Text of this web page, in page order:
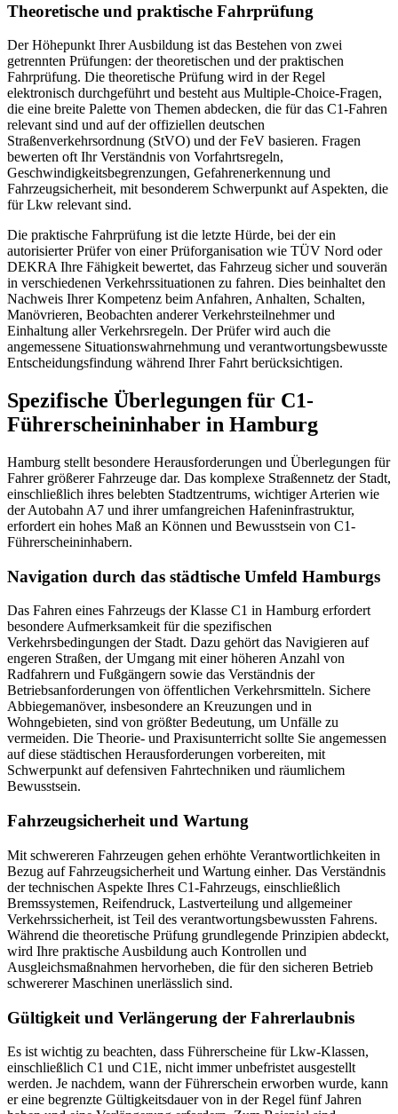
Theoretische und praktische Fahrprüfung
Der Höhepunkt Ihrer Ausbildung ist das Bestehen von zwei
getrennten Prüfungen: der theoretischen und der praktischen
Fahrprüfung. Die theoretische Prüfung wird in der Regel
elektronisch durchgeführt und besteht aus Multiple-Choice-Fragen,
die eine breite Palette von Themen abdecken, die für das C1-Fahren
relevant sind und auf der offiziellen deutschen
Straßenverkehrsordnung (StVO) und der FeV basieren. Fragen
bewerten oft Ihr Verständnis von Vorfahrtsregeln,
Geschwindigkeitsbegrenzungen, Gefahrenerkennung und
Fahrzeugsicherheit, mit besonderem Schwerpunkt auf Aspekten, die
für Lkw relevant sind.
Die praktische Fahrprüfung ist die letzte Hürde, bei der ein
autorisierter Prüfer von einer Prüforganisation wie TÜV Nord oder
DEKRA Ihre Fähigkeit bewertet, das Fahrzeug sicher und souverän
in verschiedenen Verkehrssituationen zu fahren. Dies beinhaltet den
Nachweis Ihrer Kompetenz beim Anfahren, Anhalten, Schalten,
Manövrieren, Beobachten anderer Verkehrsteilnehmer und
Einhaltung aller Verkehrsregeln. Der Prüfer wird auch die
angemessene Situationswahrnehmung und verantwortungsbewusste
Entscheidungsfindung während Ihrer Fahrt berücksichtigen.
Spezifische Überlegungen für C1-
Führerscheininhaber in Hamburg
Hamburg stellt besondere Herausforderungen und Überlegungen für
Fahrer größerer Fahrzeuge dar. Das komplexe Straßennetz der Stadt,
einschließlich ihres belebten Stadtzentrums, wichtiger Arterien wie
der Autobahn A7 und ihrer umfangreichen Hafeninfrastruktur,
erfordert ein hohes Maß an Können und Bewusstsein von C1-
Führerscheininhabern.
Navigation durch das städtische Umfeld Hamburgs
Das Fahren eines Fahrzeugs der Klasse C1 in Hamburg erfordert
besondere Aufmerksamkeit für die spezifischen
Verkehrsbedingungen der Stadt. Dazu gehört das Navigieren auf
engeren Straßen, der Umgang mit einer höheren Anzahl von
Radfahrern und Fußgängern sowie das Verständnis der
Betriebsanforderungen von öffentlichen Verkehrsmitteln. Sichere
Abbiegemanöver, insbesondere an Kreuzungen und in
Wohngebieten, sind von größter Bedeutung, um Unfälle zu
vermeiden. Die Theorie- und Praxisunterricht sollte Sie angemessen
auf diese städtischen Herausforderungen vorbereiten, mit
Schwerpunkt auf defensiven Fahrtechniken und räumlichem
Bewusstsein.
Fahrzeugsicherheit und Wartung
Mit schwereren Fahrzeugen gehen erhöhte Verantwortlichkeiten in
Bezug auf Fahrzeugsicherheit und Wartung einher. Das Verständnis
der technischen Aspekte Ihres C1-Fahrzeugs, einschließlich
Bremssystemen, Reifendruck, Lastverteilung und allgemeiner
Verkehrssicherheit, ist Teil des verantwortungsbewussten Fahrens.
Während die theoretische Prüfung grundlegende Prinzipien abdeckt,
wird Ihre praktische Ausbildung auch Kontrollen und
Ausgleichsmaßnahmen hervorheben, die für den sicheren Betrieb
schwererer Maschinen unerlässlich sind.
Gültigkeit und Verlängerung der Fahrerlaubnis
Es ist wichtig zu beachten, dass Führerscheine für Lkw-Klassen,
einschließlich C1 und C1E, nicht immer unbefristet ausgestellt
werden. Je nachdem, wann der Führerschein erworben wurde, kann
er eine begrenzte Gültigkeitsdauer von in der Regel fünf Jahren